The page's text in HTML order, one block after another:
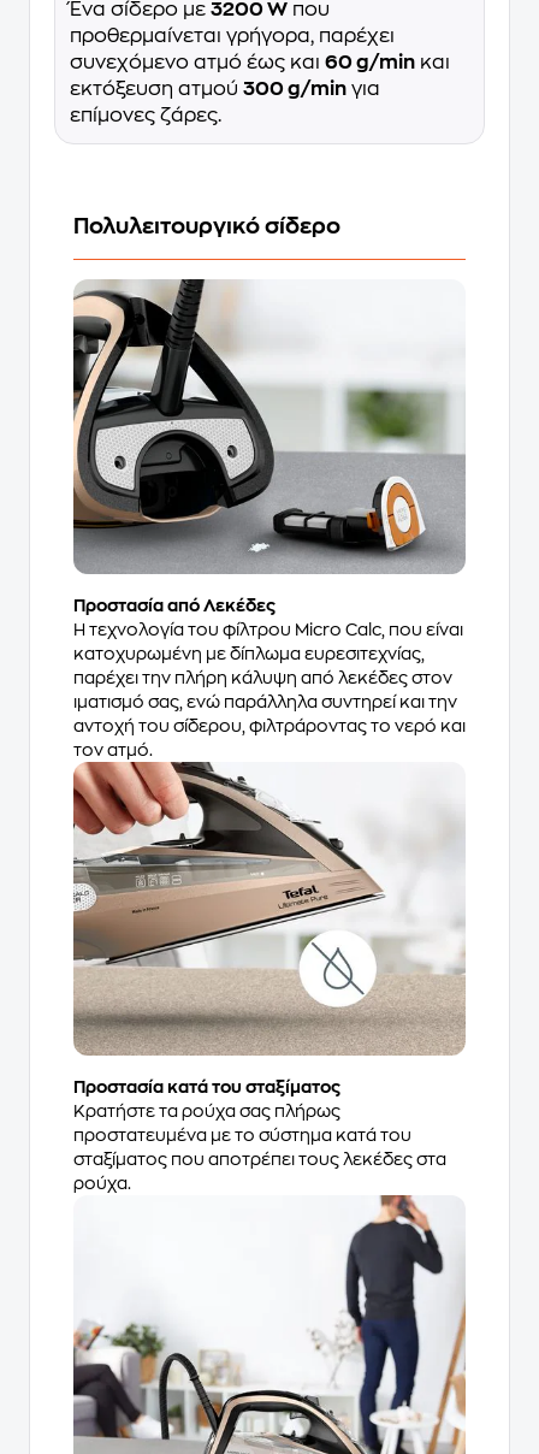
Ένα σίδερο με 3200 W που
προθερμαίνεται γρήγορα, παρέχει
συνεχόμενο ατμό έως και 60 g/min και
εκτόξευση ατμού 300 g/min για
επίμονες ζάρες.
Πολυλειτουργικό σίδερο
Προστασία από Λεκέδες
Η τεχνολογία του φίλτρου Micro Calc, που είναι
κατοχυρωμένη με δίπλωμα ευρεσιτεχνίας,
παρέχει την πλήρη κάλυψη από λεκέδες στον
ιματισμό σας, ενώ παράλληλα συντηρεί και την
αντοχή του σίδερου, φιλτράροντας το νερό και
τον ατμό.
Προστασία κατά του σταξίματος
Κρατήστε τα ρούχα σας πλήρως
προστατευμένα με το σύστημα κατά του
σταξίματος που αποτρέπει τους λεκέδες στα
ρούχα.